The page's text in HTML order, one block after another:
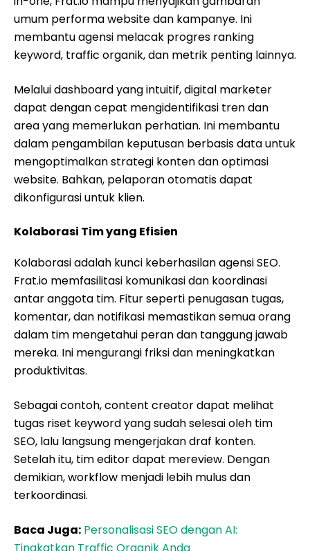
umum performa website dan kampanye. Ini
membantu agensi melacak progres ranking
keyword, traffic organik, dan metrik penting lainnya.
Melalui dashboard yang intuitif, digital marketer
dapat dengan cepat mengidentifikasi tren dan
area yang memerlukan perhatian. Ini membantu
dalam pengambilan keputusan berbasis data untuk
mengoptimalkan strategi konten dan optimasi
website. Bahkan, pelaporan otomatis dapat
dikonfigurasi untuk klien.
Kolaborasi Tim yang Efisien
Kolaborasi adalah kunci keberhasilan agensi SEO.
Frat.io memfasilitasi komunikasi dan koordinasi
antar anggota tim. Fitur seperti penugasan tugas,
komentar, dan notifikasi memastikan semua orang
dalam tim mengetahui peran dan tanggung jawab
mereka. Ini mengurangi friksi dan meningkatkan
produktivitas.
Sebagai contoh, content creator dapat melihat
tugas riset keyword yang sudah selesai oleh tim
SEO, lalu langsung mengerjakan draf konten.
Setelah itu, tim editor dapat mereview. Dengan
demikian, workflow menjadi lebih mulus dan
terkoordinasi.
Baca Juga: Personalisasi SEO dengan AI: